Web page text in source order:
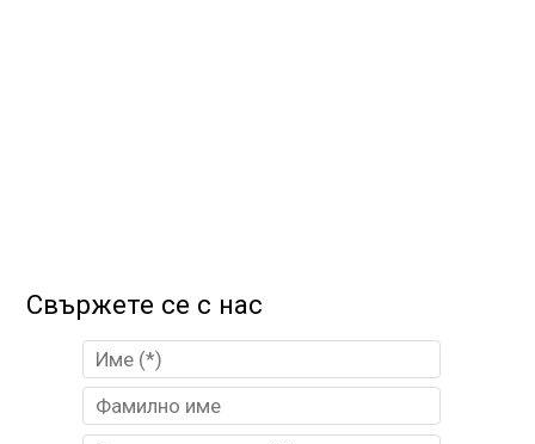
Свържете се с нас